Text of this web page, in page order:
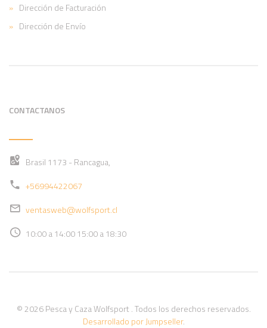
Dirección de Facturación
Dirección de Envío
CONTACTANOS
Brasil 1173 - Rancagua,
+56994422067
ventasweb@wolfsport.cl
10:00 a 14:00 15:00 a 18:30
© 2026 Pesca y Caza Wolfsport . Todos los derechos reservados.
Desarrollado por Jumpseller.